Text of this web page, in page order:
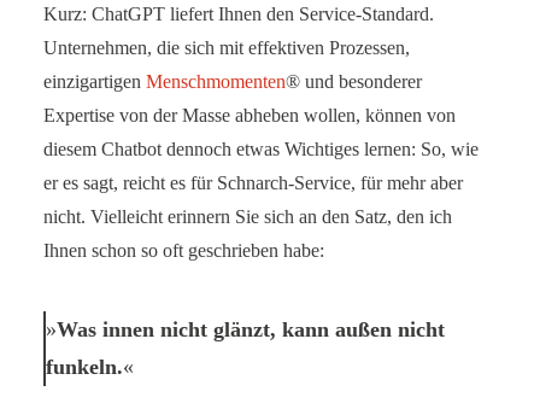
Kurz: ChatGPT liefert Ihnen den Service-Standard.
Unternehmen, die sich mit effektiven Prozessen,
einzigartigen Menschmomenten® und besonderer
Expertise von der Masse abheben wollen, können von
diesem Chatbot dennoch etwas Wichtiges lernen: So, wie
er es sagt, reicht es für Schnarch-Service, für mehr aber
nicht. Vielleicht erinnern Sie sich an den Satz, den ich
Ihnen schon so oft geschrieben habe:
Was innen nicht glänzt, kann außen nicht
funkeln.